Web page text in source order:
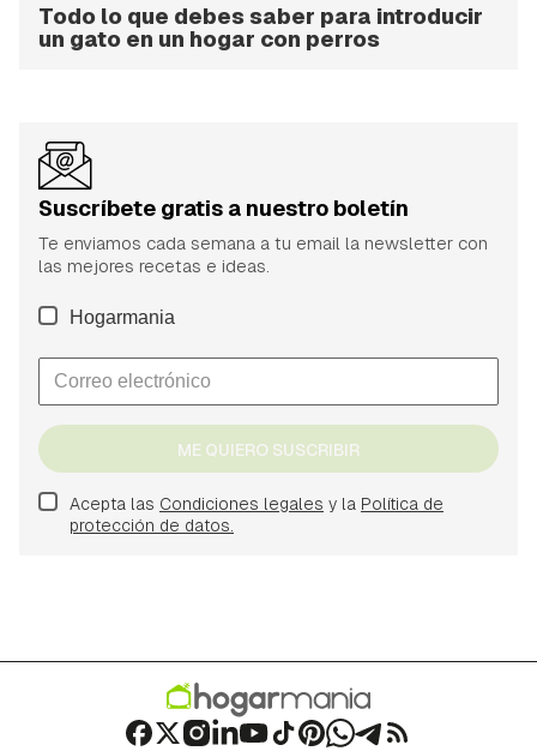
Todo lo que debes saber para introducir
un gato en un hogar con perros
Suscríbete gratis a nuestro boletín
Te enviamos cada semana a tu email la newsletter con
las mejores recetas e ideas.
Hogarmania
ME QUIERO SUSCRIBIR
Acepta las Condiciones legales y la Política de
protección de datos.